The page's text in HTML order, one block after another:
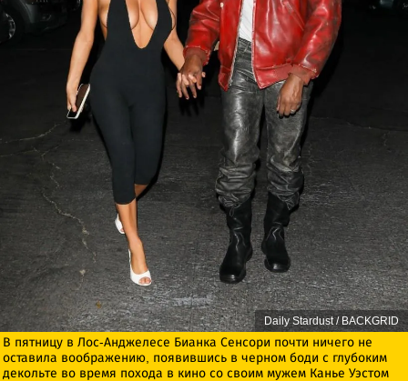
Daily Stardust / BACKGRID
В пятницу в Лос-Анджелесе Бианка Сенсори почти ничего не
оставила воображению, появившись в черном боди с глубоким
декольте во время похода в кино со своим мужем Канье Уэстом